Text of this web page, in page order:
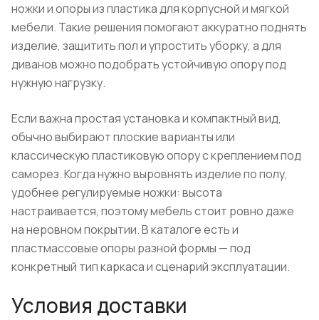
ножки и опоры из пластика для корпусной и мягкой
мебели. Такие решения помогают аккуратно поднять
изделие, защитить пол и упростить уборку, а для
диванов можно подобрать устойчивую опору под
нужную нагрузку.
Если важна простая установка и компактный вид,
обычно выбирают плоские варианты или
классическую пластиковую опору с креплением под
саморез. Когда нужно выровнять изделие по полу,
удобнее регулируемые ножки: высота
настраивается, поэтому мебель стоит ровно даже
на неровном покрытии. В каталоге есть и
пластмассовые опоры разной формы — под
конкретный тип каркаса и сценарий эксплуатации.
Условия доставки